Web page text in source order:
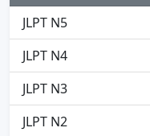
JLPT N5
JLPT N4
JLPT N3
JLPT N2